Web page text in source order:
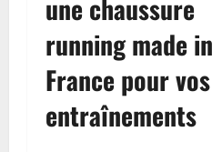
une chaussure
running made in
France pour vos
entraînements